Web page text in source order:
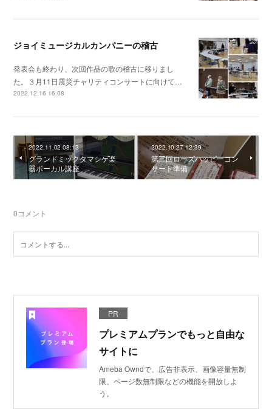
ジョイミュージカルカンパニーの稽古
発表会も終わり、次回作品の歌の稽古に移りまし
た。３月11日震災チャリティコンサートに向けて…
2022.12.16 16:08
2022.11.02 08:13
グランドミックタマシゲ楽
器ボーカル講座
2022.10.27 12:39
第三回ローズハッピーコン
サート準備
0コメント
PR
プレミアムプランでもっと自由な
サイトに
Ameba Owndで、広告非表示、画像容量無制
限、ページ数無制限などの機能を開放しよ
う。